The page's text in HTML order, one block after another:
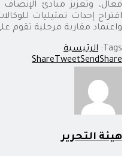
فعال، وتعزيز مبادئ
اقتراح إحداث تمثيليات
واعتماد مقاربة مرحلية تقوم
Tags:
الرئيسية
ShareTweetSendShare
هيئة التحرير